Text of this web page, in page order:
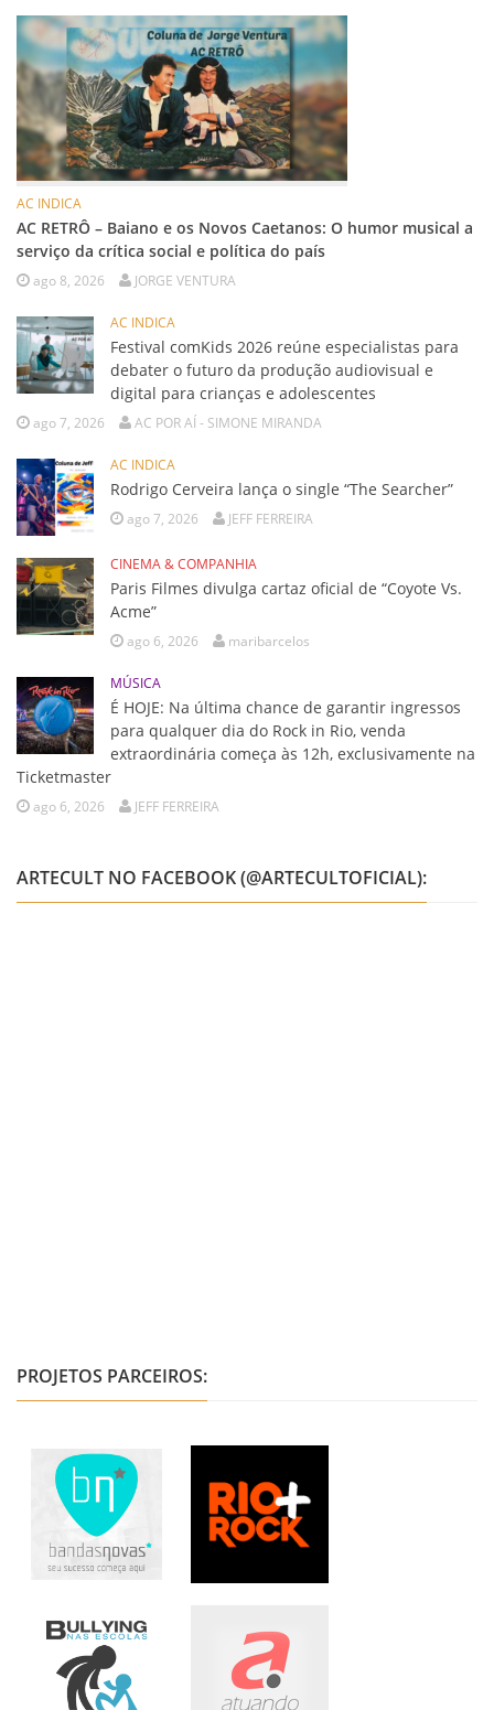
AC INDICA
AC RETRÔ – Baiano e os Novos Caetanos: O humor musical a
serviço da crítica social e política do país
ago 8, 2026 JORGE VENTURA
AC INDICA
Festival comKids 2026 reúne especialistas para
debater o futuro da produção audiovisual e
digital para crianças e adolescentes
ago 7, 2026 AC POR AÍ - SIMONE MIRANDA
AC INDICA
Rodrigo Cerveira lança o single “The Searcher”
ago 7, 2026 JEFF FERREIRA
CINEMA & COMPANHIA
Paris Filmes divulga cartaz oficial de “Coyote Vs.
Acme”
ago 6, 2026 maribarcelos
MÚSICA
É HOJE: Na última chance de garantir ingressos
para qualquer dia do Rock in Rio, venda
extraordinária começa às 12h, exclusivamente na
Ticketmaster
ago 6, 2026 JEFF FERREIRA
ARTECULT NO FACEBOOK (@ARTECULTOFICIAL):
PROJETOS PARCEIROS: